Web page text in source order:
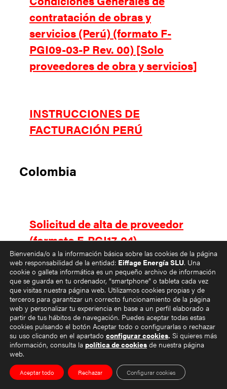
contratación de obras y
servicios (Perú) (formato F-
PGI09-03-P Rev. 00) [Solo
proveedores de obra y servicios]
INSTRUCCIONES DE
FACTURACIÓN PERÚ
Colombia
Solicitud de alta de proveedor
(formato F-PGI17-04)
Condiciones Generales de
compra para la adquisición de
bienes y productos (Colombia)
(formato F-PGI09-03-L Rev. 00)
[Solo proveedores de bienes y
productos]
Bienvenida/o a la información básica sobre las cookies de la página
web responsabilidad de la entidad: Eiffage Energía SLU. Una
cookie o galleta informática es un pequeño archivo de información
que se guarda en tu ordenador, “smartphone” o tableta cada vez
que visitas nuestra página web. Utilizamos cookies propias y de
terceros para garantizar un correcto funcionamiento de la página
web y personalizar tu experiencia en base a un perfil elaborado a
partir de tus hábitos de navegación. Puedes aceptar todas estas
cookies pulsando el botón Aceptar todo o configurarlas o rechazar
su uso clicando en el apartado configurar cookies. Si quieres más
información, consulta la política de cookies de nuestra página
web.
Aceptar todo Rechazar Configurar cookies